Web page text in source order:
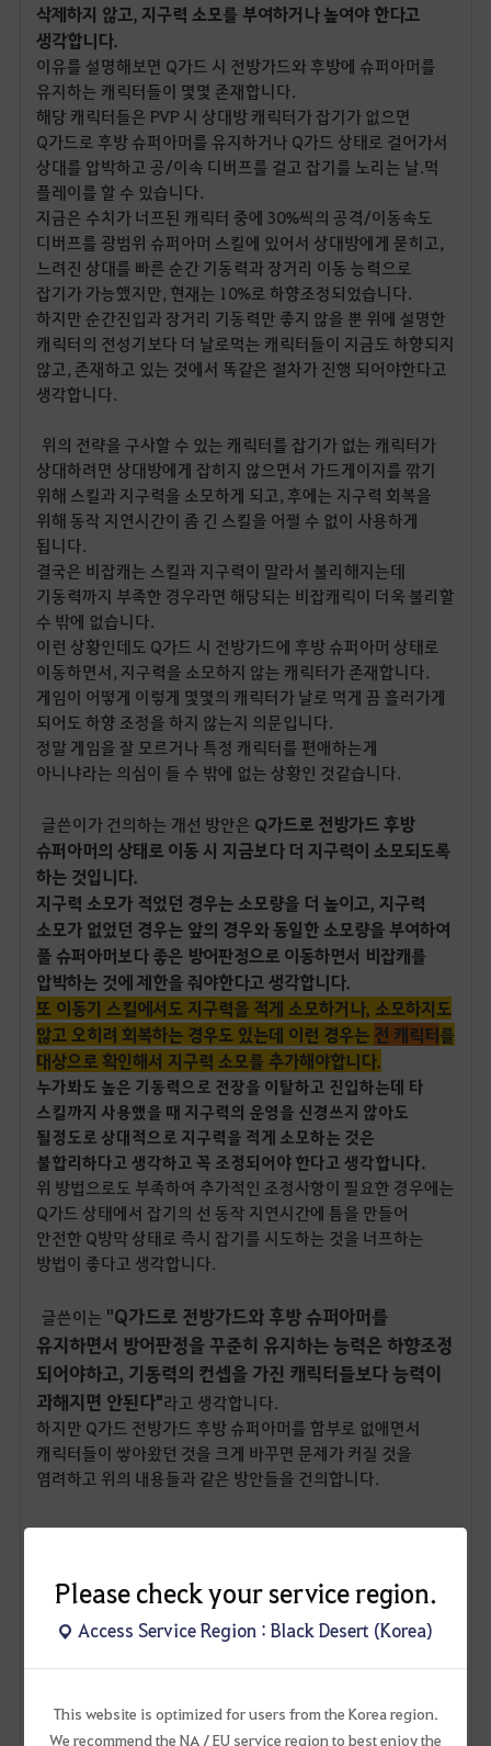
Please check your service region.
Access Service Region : Black Desert (Korea)
This website is optimized for users from the Korea region.
We recommend the NA / EU service region to best enjoy the
삭제하지 않고, 지구력 소모를 부여하거나 높여야 한다고
생각합니다.
이유를 설명해보면 Q가드 시 전방가드와 후방에 슈퍼아머를
유지하는 캐릭터들이 몇몇 존재합니다.
해당 캐릭터들은 PVP 시 상대방 캐릭터가 잡기가 없으면
Q가드로 후방 슈퍼아머를 유지하거나 Q가드 상태로 걸어가서
상대를 압박하고 공/이속 디버프를 걸고 잡기를 노리는 날.먹
플레이를 할 수 있습니다.
지금은 수치가 너프된 캐릭터 중에 30%씩의 공격/이동속도
디버프를 광범위 슈퍼아머 스킬에 있어서 상대방에게 묻히고,
느려진 상대를 빠른 순간 기동력과 장거리 이동 능력으로
잡기가 가능했지만, 현재는 10%로 하향조정되었습니다.
하지만 순간진입과 장거리 기동력만 좋지 않을 뿐 위에 설명한
캐릭터의 전성기보다 더 날로먹는 캐릭터들이 지금도 하향되지
않고, 존재하고 있는 것에서 똑같은 절차가 진행 되어야한다고
생각합니다.
위의 전략을 구사할 수 있는 캐릭터를 잡기가 없는 캐릭터가
상대하려면 상대방에게 잡히지 않으면서 가드게이지를 깎기
위해 스킬과 지구력을 소모하게 되고, 후에는 지구력 회복을
위해 동작 지연시간이 좀 긴 스킬을 어쩔 수 없이 사용하게
됩니다.
결국은 비잡캐는 스킬과 지구력이 말라서 불리해지는데
기동력까지 부족한 경우라면 해당되는 비잡캐릭이 더욱 불리할
수 밖에 없습니다.
이런 상황인데도 Q가드 시 전방가드에 후방 슈퍼아머 상태로
이동하면서, 지구력을 소모하지 않는 캐릭터가 존재합니다.
게임이 어떻게 이렇게 몇몇의 캐릭터가 날로 먹게 끔 흘러가게
되어도 하향 조정을 하지 않는지 의문입니다.
정말 게임을 잘 모르거나 특정 캐릭터를 편애하는게
아니냐라는 의심이 들 수 밖에 없는 상황인 것같습니다.
글쓴이가 건의하는 개선 방안은 Q가드로 전방가드 후방
슈퍼아머의 상태로 이동 시 지금보다 더 지구력이 소모되도록
하는 것입니다.
지구력 소모가 적었던 경우는 소모량을 더 높이고, 지구력
소모가 없었던 경우는 앞의 경우와 동일한 소모량을 부여하여
풀 슈퍼아머보다 좋은 방어판정으로 이동하면서 비잡캐를
압박하는 것에 제한을 줘야한다고 생각합니다.
또 이동기 스킬에서도 지구력을 적게 소모하거나, 소모하지도
않고 오히려 회복하는 경우도 있는데 이런 경우는 전 캐릭터를
대상으로 확인해서 지구력 소모를 추가해야합니다.
누가봐도 높은 기동력으로 전장을 이탈하고 진입하는데 타
스킬까지 사용했을 때 지구력의 운영을 신경쓰지 않아도
될정도로 상대적으로 지구력을 적게 소모하는 것은
불합리하다고 생각하고 꼭 조정되어야 한다고 생각합니다.
위 방법으로도 부족하여 추가적인 조정사항이 필요한 경우에는
Q가드 상태에서 잡기의 선 동작 지연시간에 틈을 만들어
안전한 Q방막 상태로 즉시 잡기를 시도하는 것을 너프하는
방법이 좋다고 생각합니다.
글쓴이는 "Q가드로 전방가드와 후방 슈퍼아머를
유지하면서 방어판정을 꾸준히 유지하는 능력은 하향조정
되어야하고, 기동력의 컨셉을 가진 캐릭터들보다 능력이
과해지면 안된다"라고 생각합니다.
하지만 Q가드 전방가드 후방 슈퍼아머를 함부로 없애면서
캐릭터들이 쌓아왔던 것을 크게 바꾸면 문제가 커질 것을
염려하고 위의 내용들과 같은 방안들을 건의합니다.
추가해서 구색을 맞춰봤습니다.
하지만 제 개인적인 의견이 다 맞는 것도 아니기때문에 더 좋은
방향이 있으면 그 내용으로 적용이 됬으면 좋겠습니다.
보시는데 힘드시겠지만 조금만 더 읽어주십셔.. ( _ _ )